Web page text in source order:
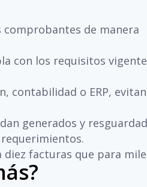
de manera
con los requisitos
contabilidad o ERP,
generados y
facturas que para